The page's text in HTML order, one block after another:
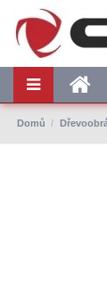
Domů